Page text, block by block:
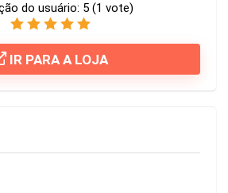
do usuário: 5 (1 vote)
IR PARA A LOJA